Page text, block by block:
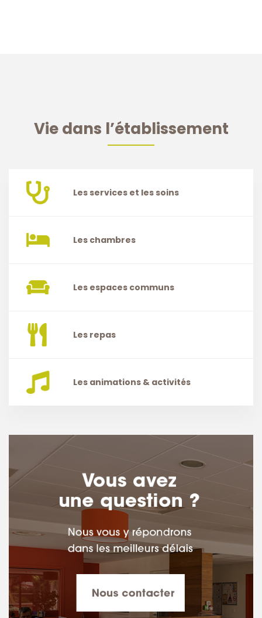
Vie dans l’établissement
Les services et les soins
Les chambres
Les espaces communs
Les repas
Les animations & activités